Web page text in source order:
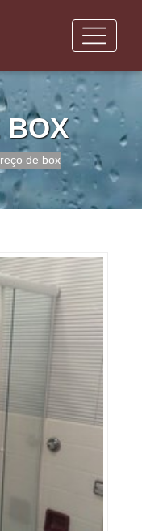
BOX
de box